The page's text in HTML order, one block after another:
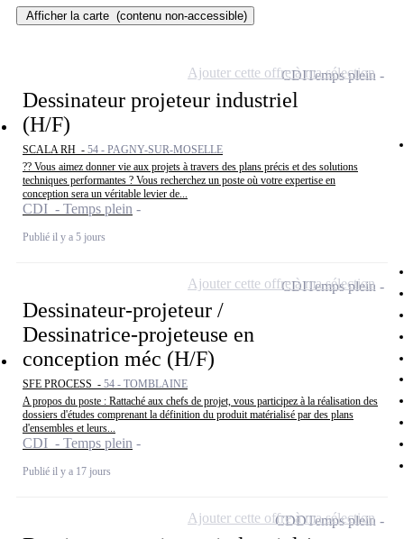
Afficher la carte (contenu non-accessible)
Dessinateur projeteur industriel
(H/F)
SCALA RH - 54 - PAGNY-SUR-MOSELLE
?? Vous aimez donner vie aux projets à travers des plans précis et des solutions
techniques performantes ? Vous recherchez un poste où votre expertise en
conception sera un véritable levier de...
CDI - Temps plein
Publié il y a 5 jours
CDITemps plein
Ajouter cette offre à ma sélection
Dessinateur-projeteur /
Dessinatrice-projeteuse en
conception méc (H/F)
SFE PROCESS - 54 - TOMBLAINE
A propos du poste : Rattaché aux chefs de projet, vous participez à la réalisation des
dossiers d'études comprenant la définition du produit matérialisé par des plans
d'ensembles et leurs...
CDI - Temps plein
Publié il y a 17 jours
CDITemps plein
Ajouter cette offre à ma sélection
CDDTemps plein
Ajouter cette offre à ma sélection